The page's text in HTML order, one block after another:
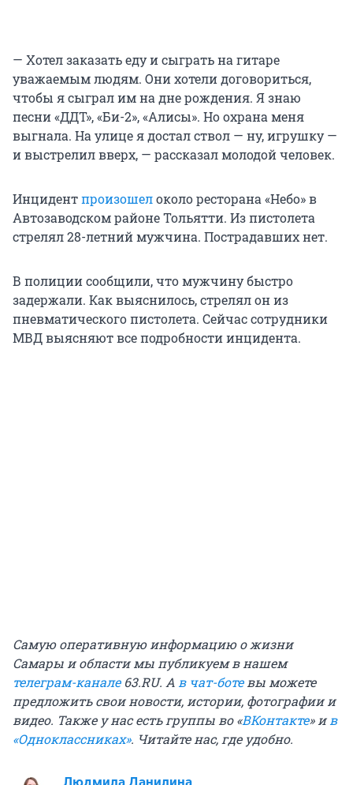
— Хотел заказать еду и сыграть на гитаре
уважаемым людям. Они хотели договориться,
чтобы я сыграл им на дне рождения. Я знаю
песни «ДДТ», «Би-2», «Алисы». Но охрана меня
выгнала. На улице я достал ствол — ну, игрушку —
и выстрелил вверх, — рассказал молодой человек.
Инцидентпроизошелоколо ресторана «Небо» в
Автозаводском районе Тольятти. Из пистолета
стрелял 28-летний мужчина. Пострадавших нет.
В полиции сообщили, что мужчину быстро
задержали. Как выяснилось, стрелял он из
пневматического пистолета. Сейчас сотрудники
МВД выясняют все подробности инцидента.
Самую оперативную информацию о жизни
Самары и области мы публикуем в нашем
телеграм-канале63.RU. Ав чат-ботевы можете
предложить свои новости, истории, фотографии и
видео. Также у нас есть группы во «ВКонтакте»ив
«Одноклассниках». Читайте нас, где удобно.